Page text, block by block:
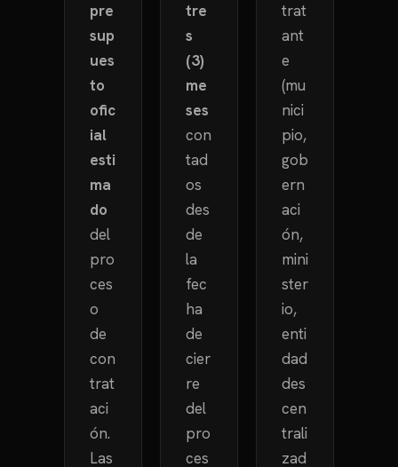
pre
sup
ues
to
ofic
ial
esti
ma
do
del
pro
ces
o
de
con
trat
aci
ón.
Las
tre
s
(3)
me
ses
con
tad
os
des
de
la
fec
ha
de
cier
re
del
pro
ces
trat
ant
e
(mu
nici
pio,
gob
ern
aci
ón,
mini
ster
io,
enti
dad
des
cen
trali
zad